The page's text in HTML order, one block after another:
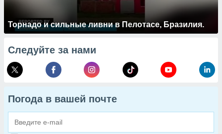
Торнадо и сильные ливни в Пелотасе, Бразилия.
Следуйте за нами
Погода в вашей почте